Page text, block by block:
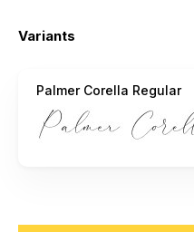
- For Corporate use you
- If you need a custom
storytypestudio@gmail.com
- Any donation are very
Please visit our store for
Variants
Palmer Corella Regular